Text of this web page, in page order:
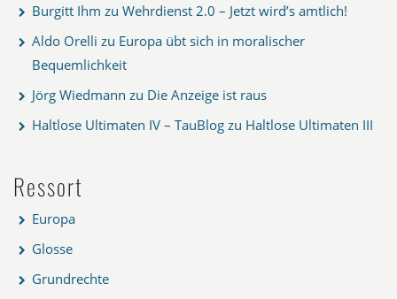
Burgitt Ihm zu Wehrdienst 2.0 – Jetzt wird’s amtlich!
Aldo Orelli zu Europa übt sich in moralischer
Bequemlichkeit
Jörg Wiedmann zu Die Anzeige ist raus
Haltlose Ultimaten IV – TauBlog zu Haltlose Ultimaten III
Ressort
Europa
Glosse
Grundrechte